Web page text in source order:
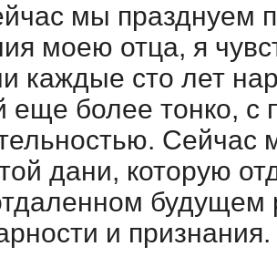
мы празднуем
моею отца, я
каждые сто лет
еще более тонко, с
дани, которую
будущем
и признания.